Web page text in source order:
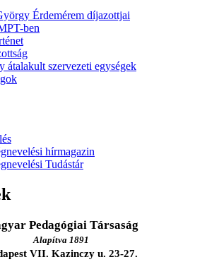
Érdemérem díjazottjai
ben
átalakult szervezeti egységek
hírmagazin
Tudástár
Pedagógiai Társaság
Alapítva 1891
VII. Kazinczy u. 23-27.